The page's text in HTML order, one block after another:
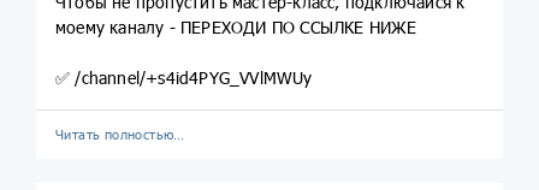
моему каналу - ПЕРЕХОДИ ПО ССЫЛКЕ НИЖЕ
✅ /channel/+s4id4PYG_VVlMWUy
Читать полностью…